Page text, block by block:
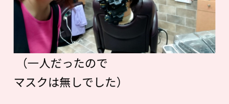
（一人だったので
マスクは無しでした）